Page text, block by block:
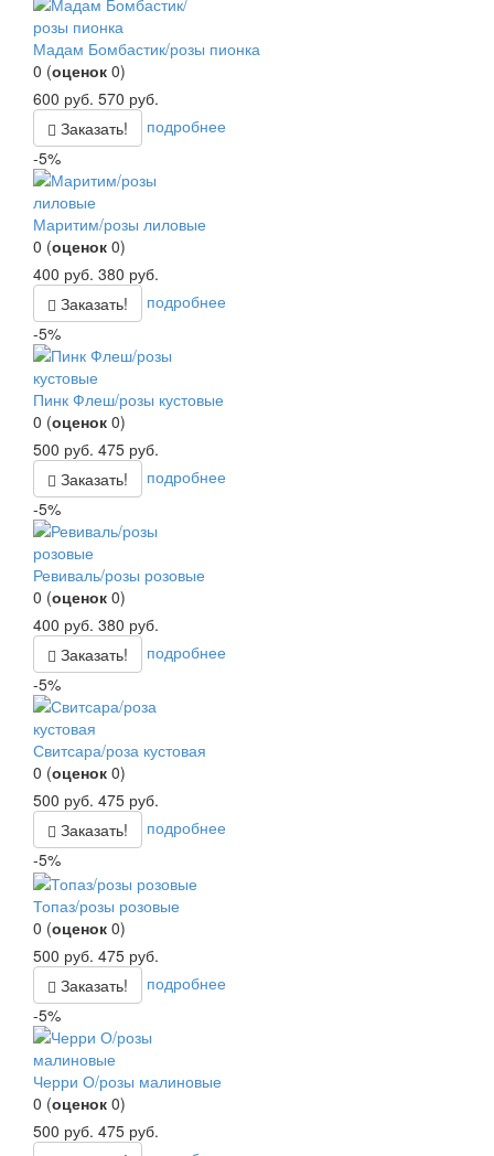
Мадам Бомбастик/розы пионка
0 (оценок 0)
600 руб. 570 руб.
Заказать!
подробнее
-5%
Маритим/розы лиловые
0 (оценок 0)
400 руб. 380 руб.
Заказать!
подробнее
-5%
Пинк Флеш/розы кустовые
0 (оценок 0)
500 руб. 475 руб.
Заказать!
подробнее
-5%
Ревиваль/розы розовые
0 (оценок 0)
400 руб. 380 руб.
Заказать!
подробнее
-5%
Свитсара/роза кустовая
0 (оценок 0)
500 руб. 475 руб.
Заказать!
подробнее
-5%
Топаз/розы розовые
0 (оценок 0)
500 руб. 475 руб.
Заказать!
подробнее
-5%
Черри О/розы малиновые
0 (оценок 0)
500 руб. 475 руб.